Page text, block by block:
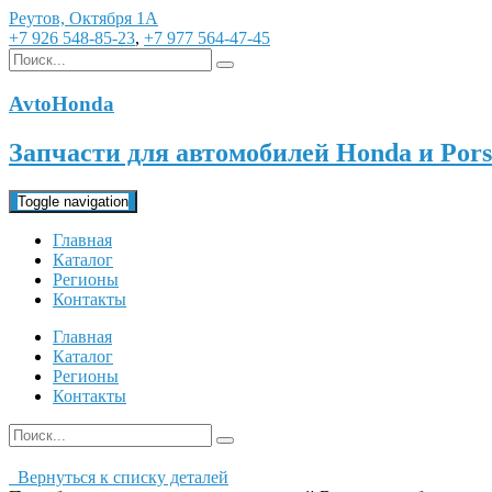
Реутов, Октября 1А
+7 926 548-85-23, +7 977 564-47-45
AvtoHonda
Запчасти для автомобилей Honda и
Toggle navigation
Главная
Каталог
Регионы
Контакты
Главная
Каталог
Регионы
Контакты
Вернуться к списку деталей